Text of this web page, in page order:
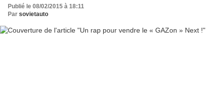
Publié le 08/02/2015 à 18:11
Par sovietauto